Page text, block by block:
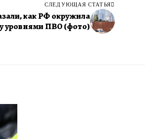
СЛЕДУЮЩАЯ СТАТЬЯ
как РФ окружила
уровнями ПВО (фото)